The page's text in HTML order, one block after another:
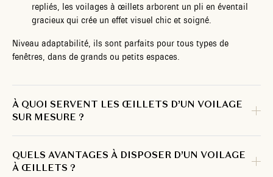
repliés, les voilages à œillets arborent un pli en éventail
gracieux qui crée un effet visuel chic et soigné.
Niveau adaptabilité, ils sont parfaits pour tous types de
fenêtres, dans de grands ou petits espaces.
À QUOI SERVENT LES ŒILLETS D’UN VOILAGE
SUR MESURE ?
QUELS AVANTAGES À DISPOSER D’UN VOILAGE
À ŒILLETS ?